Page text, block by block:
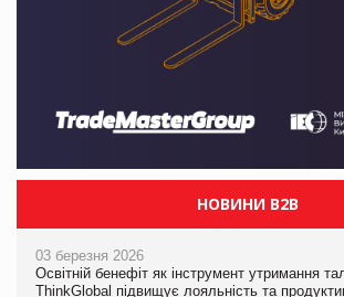
НОВИНИ B2B
03 березня 2026
Освітній бенефіт як інструмент утримання
ThinkGlobal підвищує лояльність та